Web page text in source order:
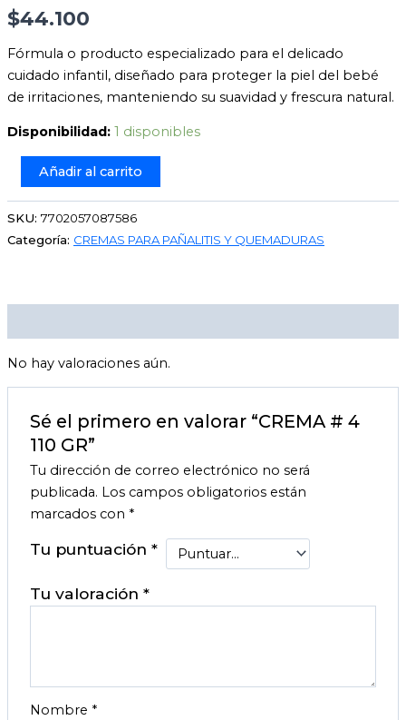
$44.100
Fórmula o producto especializado para el delicado
cuidado infantil, diseñado para proteger la piel del bebé
de irritaciones, manteniendo su suavidad y frescura natural.
Disponibilidad: 1 disponibles
Añadir al carrito
SKU: 7702057087586
Categoría: CREMAS PARA PAÑALITIS Y QUEMADURAS
No hay valoraciones aún.
Sé el primero en valorar “CREMA # 4
110 GR”
Tu dirección de correo electrónico no será
publicada. Los campos obligatorios están
marcados con *
Tu puntuación*
Tu valoración*
Nombre *